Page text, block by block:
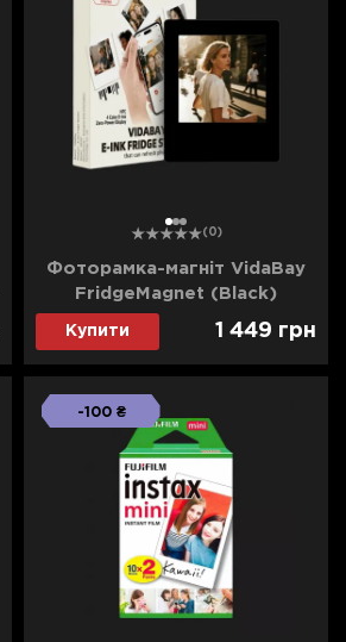
12 3 (0)
Фоторамка-магніт VidaBay
FridgeMagnet (Black)
Купити 1 449 грн
-100 ₴